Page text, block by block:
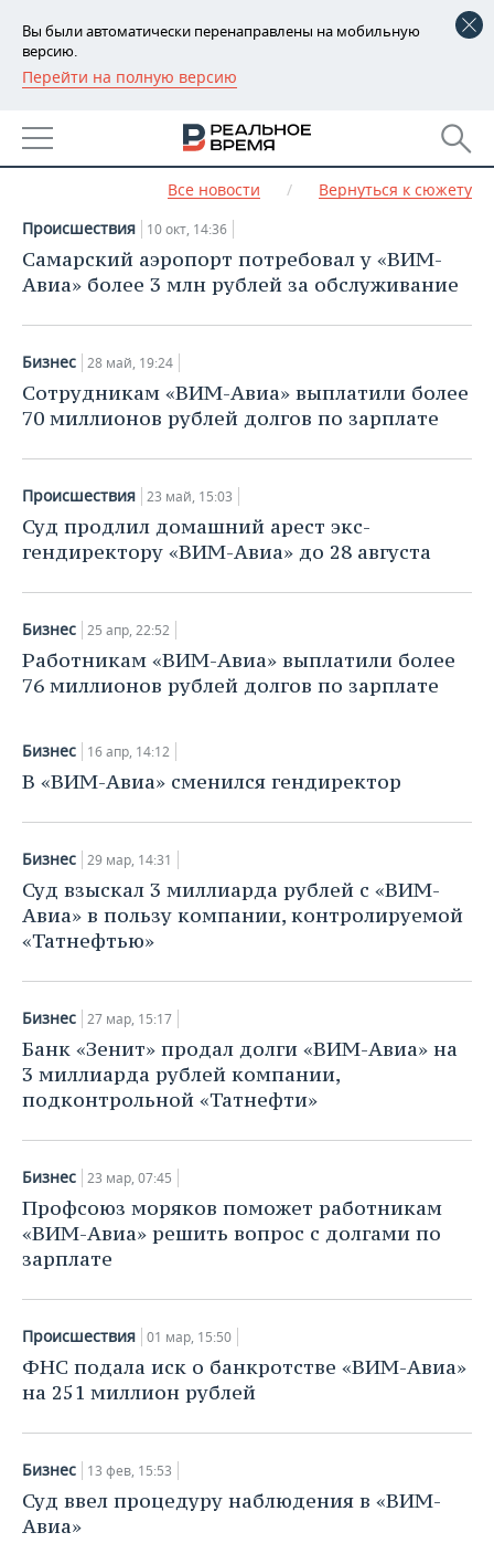
Вы были автоматически перенаправлены на мобильную
версию.
Перейти на полную версию
РЕГИОНЫ
БАШКОРТОСТАН
УДМУРТИЯ
НОВОСТИ
НОВОСТИ АНАЛИТИКИ
ДЕКЛАРАЦИИ О ДОХОДАХ
КОРОЛИ ГОСЗАКАЗА ПФО
ВУЗЫ ТАТАРСТАНА
КОМУ ПРИНАДЛЕЖАТ
ЭКОНОМИКА
НОВОСТИ ЭКОНОМИКИ
ФИНАНСЫ
БАНКИ
ИНВЕСТИЦИИ
ПРОМЫШЛЕННОСТЬ
НОВОСТИ
ПРОМЫШЛЕННОСТИ
АГРОПРОМ
НЕФТЕХИМИЯ
НЕФТЬ
ЭНЕРГЕТИКА
НОВОСТИ НЕДВИЖИМОСТИ
АВТО
НОВОСТИ БИЗНЕСА
РОЗНИЧНАЯ ТОРГОВЛЯ
ТРАНСПОРТ
УСЛУГИ
ТЕХНОЛОГИИ
НОВОСТИ ТЕХНОЛОГИЙ
IT
МЕДИА
ТЕЛЕКОММУНИКАЦИИ
МЕРОПРИЯТИЯ
НОВОСТИ МЕРОПРИЯТИЙ
ВЫЕЗДНАЯ РЕДАКЦИЯ
БИЗНЕС-БРАНЧИ
ONLINE-КОНФЕРЕНЦИИ
ОТКРЫТАЯ ЛЕКЦИЯ
СПОРТ
НОВОСТИ СПОРТА
ФУТБОЛ
ХОККЕЙ
БАСКЕТБОЛ
КИБЕРСПОРТ
ФИГУРНОЕ КАТАНИЕ
ХОККЕЙ С МЯЧОМ
ОБЩЕСТВО
НОВОСТИ ОБЩЕСТВА
ВЛАСТЬ
ИНФРАСТРУКТУРА
КУЛЬТУРА
МЕДИЦИНА
ПРОИСШЕСТВИЯ
ФОТОГАЛЕРЕЯ
СЮЖЕТЫ
СПРАВОЧНИК
СПИСОК КОМПАНИЙ
ПИКЕ «ВИМ-АВИА»
Все новости /
Вернуться к сюжету
Происшествия
10 окт, 14:36
Самарский аэропорт потребовал у «ВИМ-
Авиа» более 3 млн рублей за обслуживание
Бизнес 28 май, 19:24
Сотрудникам «ВИМ-Авиа» выплатили более
70 миллионов рублей долгов по зарплате
Происшествия 23 май, 15:03
Суд продлил домашний арест экс-
гендиректору «ВИМ-Авиа» до 28 августа
Бизнес 25 апр, 22:52
Работникам «ВИМ-Авиа» выплатили более
76 миллионов рублей долгов по зарплате
Бизнес 16 апр, 14:12
В «ВИМ-Авиа» сменился гендиректор
Бизнес 29 мар, 14:31
Суд взыскал 3 миллиарда рублей с «ВИМ-
Авиа» в пользу компании, контролируемой
«Татнефтью»
Бизнес 27 мар, 15:17
Банк «Зенит» продал долги «ВИМ-Авиа» на
3 миллиарда рублей компании,
подконтрольной «Татнефти»
Бизнес 23 мар, 07:45
Профсоюз моряков поможет работникам
«ВИМ-Авиа» решить вопрос с долгами по
зарплате
Происшествия 01 мар, 15:50
ФНС подала иск о банкротстве «ВИМ-Авиа»
на 251 миллион рублей
Бизнес 13 фев, 15:53
Суд ввел процедуру наблюдения в «ВИМ-
Авиа»